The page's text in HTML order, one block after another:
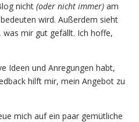
nicht (oder nicht immer) am
wird. Außerdem sieht
was mir gut gefällt. Ich hoffe,
Ideen und Anregungen habt,
hilft mir, mein Angebot zu
mich auf ein paar gemütliche